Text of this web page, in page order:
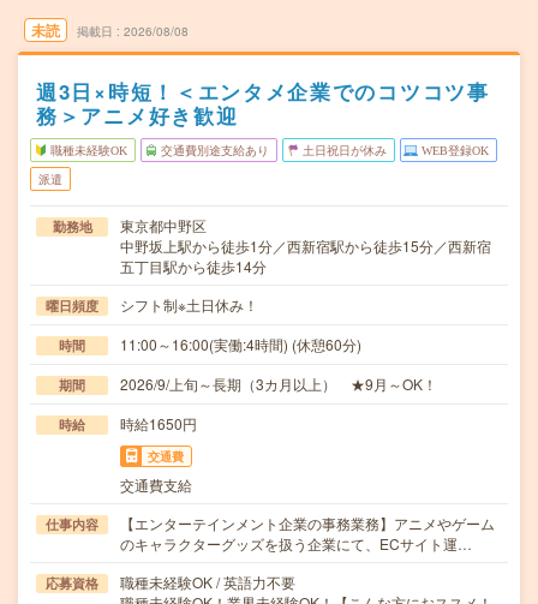
未読 掲載日 2026/08/08
週3日×時短！＜エンタメ企業でのコツコツ事
務＞アニメ好き歓迎
職種未経験OK 交通費別途支給あり 土日祝日が休み WEB登録OK
派遣
勤務地
東京都中野区
中野坂上駅から徒歩1分／西新宿駅から徒歩15分／西新宿
五丁目駅から徒歩14分
曜日頻度 シフト制※土日休み！
時間 11:00～16:00(実働:4時間) (休憩60分)
期間 2026/9/上旬～長期（3カ月以上） ★9月～OK！
時給 時給1650円
交通費
交通費支給
仕事内容
【エンターテインメント企業の事務業務】アニメやゲーム
のキャラクターグッズを扱う企業にて、ECサイト運…
応募資格
職種未経験OK / 英語力不要